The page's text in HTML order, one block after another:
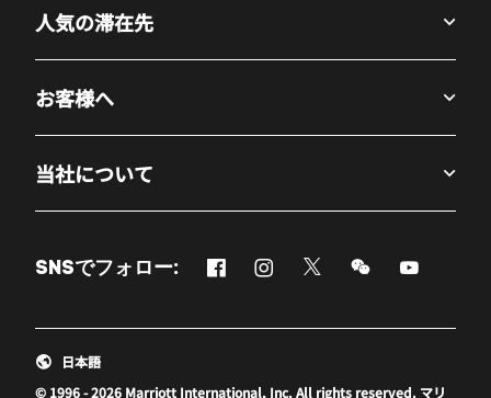
人気の滞在先
お客様へ
当社について
SNSでフォロー: Facebook
新しいウィンドウで開く
Instagram
新しいウィンドウで開く
Twitter
新しいウィンドウで開
Messenger
新しいウィンド
新しいウ
© 1996 - 2026 Marriott International, Inc. All rights reserved. マリ
日本語